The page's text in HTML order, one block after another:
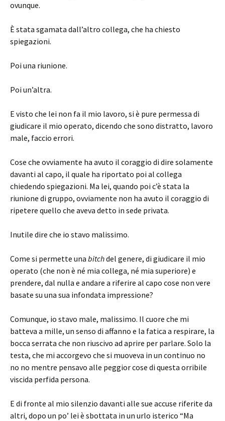
ovunque.
È stata sgamata dall’altro collega, che ha chiesto
spiegazioni.
Poi una riunione.
Poi un’altra.
E visto che lei non fa il mio lavoro, si è pure permessa di
giudicare il mio operato, dicendo che sono distratto, lavoro
male, faccio errori.
Cose che ovviamente ha avuto il coraggio di dire solamente
davanti al capo, il quale ha riportato poi al collega
chiedendo spiegazioni. Ma lei, quando poi c’è stata la
riunione di gruppo, ovviamente non ha avuto il coraggio di
ripetere quello che aveva detto in sede privata.
Inutile dire che io stavo malissimo.
Come si permette una bitchdel genere, di giudicare il mio
operato (che non è né mia collega, né mia superiore) e
prendere, dal nulla e andare a riferire al capo cose non vere
basate su una sua infondata impressione?
Comunque, io stavo male, malissimo. Il cuore che mi
batteva a mille, un senso di affanno e la fatica a respirare, la
bocca serrata che non riuscivo ad aprire per parlare. Solo la
testa, che mi accorgevo che si muoveva in un continuo no
no no mentre pensavo alle peggior cose di questa orribile
viscida perfida persona.
E di fronte al mio silenzio davanti alle sue accuse riferite da
altri, dopo un po’ lei è sbottata in un urlo isterico “Ma